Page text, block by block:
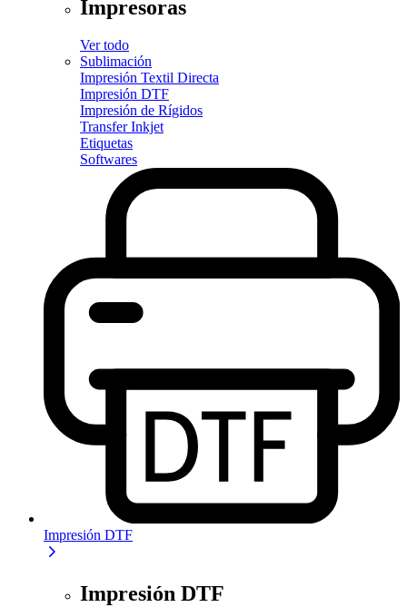
Impresoras
Ver todo
Sublimación
Impresión Textil Directa
Impresión DTF
Impresión de Rígidos
Transfer Inkjet
Etiquetas
Softwares
Impresión DTF
Impresión DTF